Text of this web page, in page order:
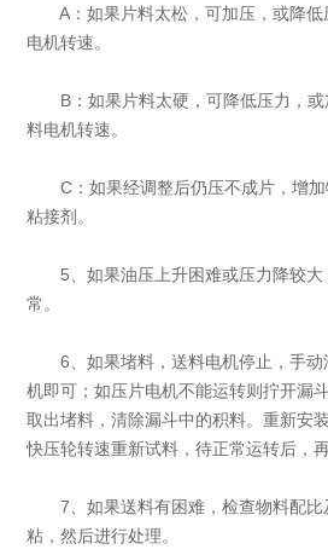
A：如果片料太松，可加压，或降低
电机转速。
B：如果片料太硬，可降低压力，或
料电机转速。
C：如果经调整后仍压不成片，增加
粘接剂。
5、如果油压上升困难或压力降较大
常。
6、如果堵料，送料电机停止，手动
机即可；如压片电机不能运转则拧开漏
取出堵料，清除漏斗中的积料。重新安
快压轮转速重新试料，待正常运转后，再
7、如果送料有困难，检查物料配比
粘，然后进行处理。